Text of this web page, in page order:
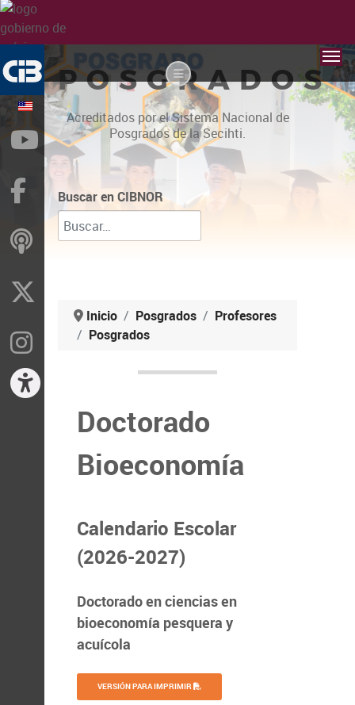
POSGRADOS
Acreditados por el Sistema Nacional de
Posgrados de la Secihti.
Buscar en CIBNOR
Inicio Posgrados
Profesores
Posgrados
Doctorado
Bioeconomía
Calendario Escolar
(2026-2027)
Doctorado en ciencias en
bioeconomía pesquera y
acuícola
VERSIÓN PARA IMPRIMIR
YouTube
Facebook
ivoox
Instragram